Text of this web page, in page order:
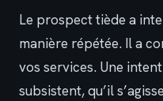
Le prospect tiède a
manière répétée. Il a
vos services. Une
subsistent, qu’il